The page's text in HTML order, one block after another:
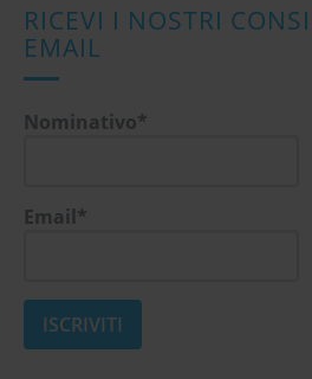
RICEVI I NOSTRI
EMAIL
Nominativo*
Email*